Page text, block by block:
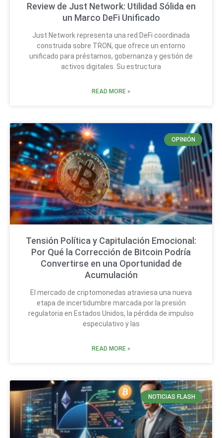
Review de Just Network: Utilidad Sólida en
un Marco DeFi Unificado
Just Network representa una red DeFi coordinada
construida sobre TRON, que ofrece un entorno
unificado para préstamos, gobernanza y gestión de
activos digitales. Su estructura
READ MORE »
OPINIÓN
Tensión Política y Capitulación Emocional:
Por Qué la Corrección de Bitcoin Podría
Convertirse en una Oportunidad de
Acumulación
El mercado de criptomonedas atraviesa una nueva
etapa de incertidumbre marcada por la presión
regulatoria en Estados Unidos, la pérdida de impulso
especulativo y las
READ MORE »
NOTICIAS FLASH